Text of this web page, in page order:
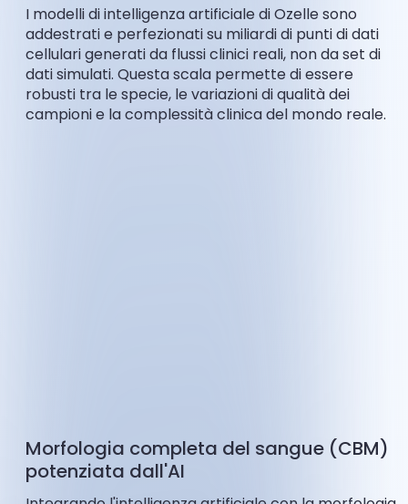
I modelli di intelligenza artificiale di Ozelle sono
addestrati e perfezionati su miliardi di punti di dati
cellulari generati da flussi clinici reali, non da set di
dati simulati. Questa scala permette di essere
robusti tra le specie, le variazioni di qualità dei
campioni e la complessità clinica del mondo reale.
Morfologia completa del sangue (CBM)
potenziata dall'AI